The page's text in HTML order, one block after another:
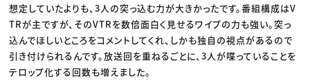
想定していたよりも、3人の突っ込む力が大きかったです。番組構成はV
TRが主ですが、そのVTRを数倍面白く見せるワイプの力も強い。突っ
込んでほしいところをコメントしてくれ、しかも独自の視点があるので
引き付けられるんです。放送回を重ねるごとに、3人が喋っていることを
テロップ化する回数も増えました。